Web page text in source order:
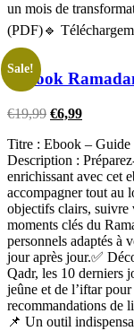
un mois de
(PDF)🔹
Sale!
E-Book
€19,99 €6,99
Titre : Ebook –
Description :
enrichissant avec cet
accompagner tout au
objectifs clairs, suivre
moments clés du
personnels adaptés à
jour après jour.✅
Qadr, les 10 derniers
jeûne et de l’iftar
recommandations de
📌 Un outil